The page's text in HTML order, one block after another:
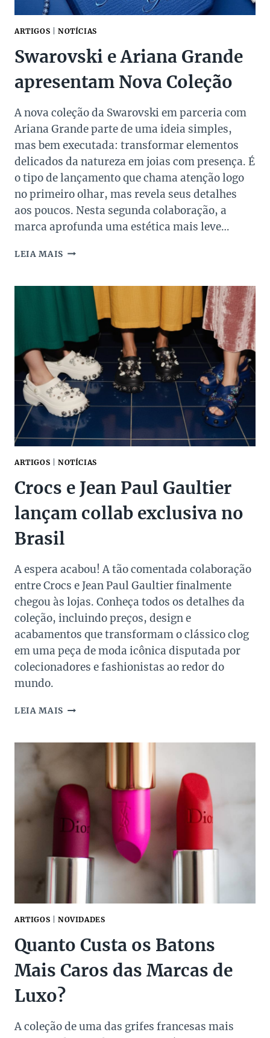
ARTIGOS NOTÍCIAS
Swarovski e Ariana Grande
apresentam Nova Coleção
A nova coleção da Swarovski em parceria com
Ariana Grande parte de uma ideia simples,
mas bem executada: transformar elementos
delicados da natureza em joias com presença. É
o tipo de lançamento que chama atenção logo
no primeiro olhar, mas revela seus detalhes
aos poucos. Nesta segunda colaboração, a
marca aprofunda uma estética mais leve…
LEIA MAIS SWAROVSKI
GRANDE
APRESENTAM
COLEÇÃO
ARTIGOS NOTÍCIAS
Crocs e Jean Paul Gaultier
lançam collab exclusiva no
Brasil
A espera acabou! A tão comentada colaboração
entre Crocs e Jean Paul Gaultier finalmente
chegou às lojas. Conheça todos os detalhes da
coleção, incluindo preços, design e
acabamentos que transformam o clássico clog
em uma peça de moda icônica disputada por
colecionadores e fashionistas ao redor do
mundo.
LEIA MAIS CROCS
PAUL
COLLAB
EXCLUSIVA
BRASIL
ARTIGOS NOVIDADES
Quanto Custa os Batons
Mais Caros das Marcas de
Luxo?
A coleção de uma das grifes francesas mais